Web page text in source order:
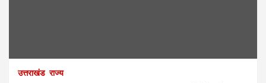
उत्तराखंड राज्य